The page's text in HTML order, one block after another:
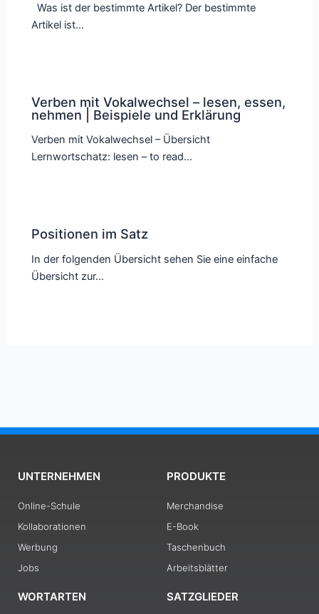
Was ist der bestimmte Artikel? Der bestimmte
Artikel ist…
Verben mit Vokalwechsel – lesen, essen,
nehmen | Beispiele und Erklärung
Verben mit Vokalwechsel – Übersicht
Lernwortschatz: lesen – to read…
Positionen im Satz
In der folgenden Übersicht sehen Sie eine einfache
Übersicht zur…
UNTERNEHMEN
Online-Schule
Kollaborationen
Werbung
Jobs
PRODUKTE
Merchandise
E-Book
Taschenbuch
Arbeitsblätter
WORTARTEN SATZGLIEDER